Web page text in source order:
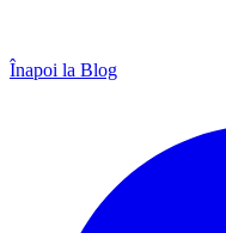
Înapoi la Blog